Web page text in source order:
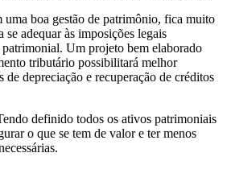
uma boa gestão de patrimônio, fica muito
se adequar às imposições legais
Um projeto bem elaborado
tributário possibilitará melhor
de depreciação e recuperação de créditos
definido todos os ativos patrimoniais
o que se tem de valor e ter menos